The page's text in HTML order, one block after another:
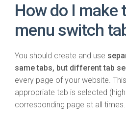
How do I make
menu switch
You should create and use
same tabs, but different tab
every page of your website.
appropriate tab is selected
corresponding page at all times.